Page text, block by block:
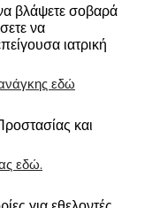
βλάψετε σοβαρά
να
ιατρική
εδώ
και
εδώ.